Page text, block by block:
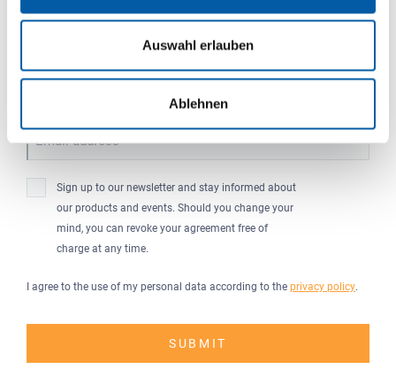
Auswahl erlauben
Ablehnen
Email address
Sign up to our newsletter and stay informed about
our products and events. Should you change your
mind, you can revoke your agreement free of
charge at any time.
I agree to the use of my personal data according to the privacy policy.
SUBMIT